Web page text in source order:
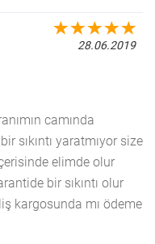
28.06.2019
camında
sıkıntı yaratmıyor size
elimde olur
bir sıkıntı olur
kargosunda mı ödeme